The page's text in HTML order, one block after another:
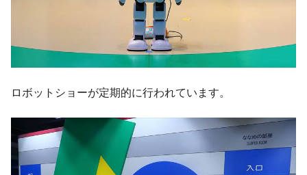
ロボットショーが定期的に行われています。